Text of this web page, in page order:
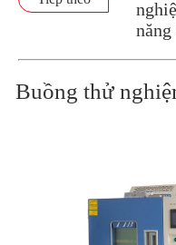
Buồng thử